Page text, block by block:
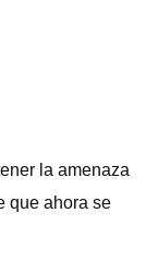
la amenaza
que ahora se